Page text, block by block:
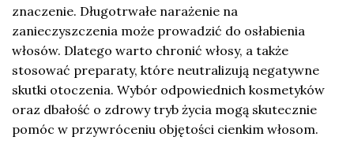
znaczenie. Długotrwałe narażenie na
zanieczyszczenia może prowadzić do osłabienia
włosów. Dlatego warto chronić włosy, a także
stosować preparaty, które neutralizują negatywne
skutki otoczenia. Wybór odpowiednich kosmetyków
oraz dbałość o zdrowy tryb życia mogą skutecznie
pomóc w przywróceniu objętości cienkim włosom.